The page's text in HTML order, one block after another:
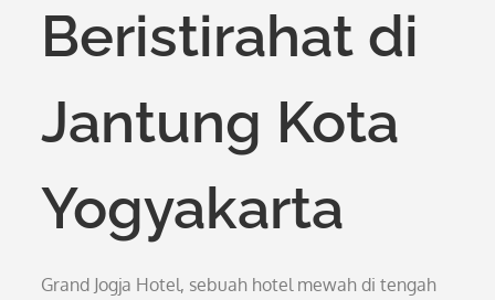
Beristirahat di
Jantung Kota
Yogyakarta
Grand Jogja Hotel, sebuah hotel mewah di tengah